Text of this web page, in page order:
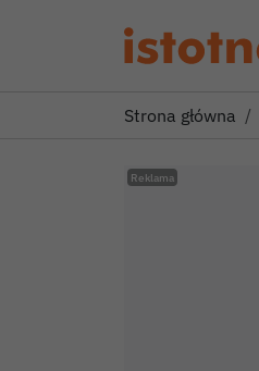
Strona główna